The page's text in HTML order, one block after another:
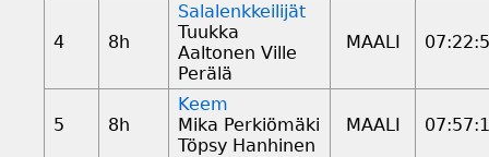
4 8h
Salalenkkeilijät
Tuukka
Aaltonen Ville
Perälä
MAALI
5 8h
Keem
Mika Perkiömäki
Töpsy Hanhinen
MAALI